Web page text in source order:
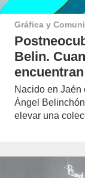
Gráfica y
Belin.
encuentran
Nacido en Jaén
Ángel
elevar una